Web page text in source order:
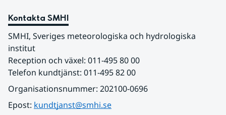
Kontakta SMHI
SMHI, Sveriges meteorologiska och hydrologiska
institut
Reception och växel: 011-495 80 00
Telefon kundtjänst: 011-495 82 00
Organisationsnummer: 202100-0696
Epost: kundtjanst@smhi.se